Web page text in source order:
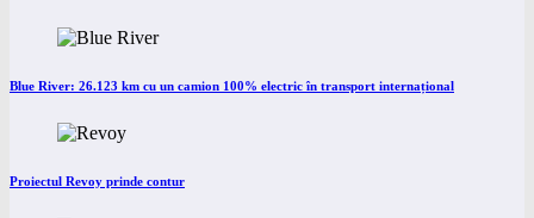
Blue River: 26.123 km cu un camion 100% electric în transport internațional
Proiectul Revoy prinde contur